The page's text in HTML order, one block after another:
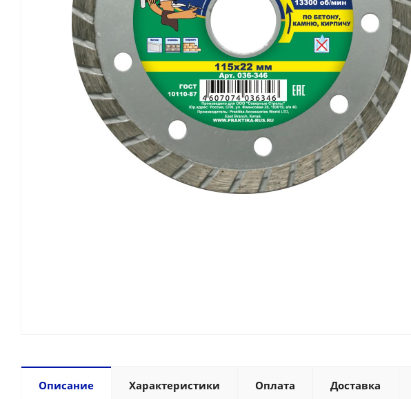
Описание Характеристики Оплата Доставка